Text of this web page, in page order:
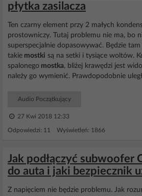
płytka zasilacza
Ten czarny element przy 2 małych
prostowniczy. Tutaj problemu nie ma, bo
superspecjalnie dopasowywać. Będzie
takie mostki są na setki i tysiące woltów.
spalonego mostka, bliżej krawędzi jest
należy go wymienić. Prawdopodobnie
Audio Początkujący
27 Kwi 2018 12:33
Odpowiedzi: 11 Wyświetleń: 1866
Jak podłączyć subwoofer
do auta i jaki bezpiecznik
Z napięciem nie będzie problemu. Jak